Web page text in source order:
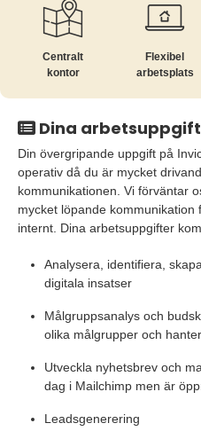
Centralt
kontor
Flexibel
arbetsplats
Dina
Din övergripande uppgift på
operativ då du är mycket
kommunikationen. Vi förväntar
mycket löpande
internt. Dina arbetsuppgifter
Analysera, identifiera,
digitala insatser
Målgruppsanalys och
olika målgrupper och
Utveckla nyhetsbrev och
dag i Mailchimp men är
Leadsgenerering